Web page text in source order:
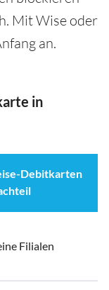
Mit Wise oder
an.
in
Debitkarten
Filialen